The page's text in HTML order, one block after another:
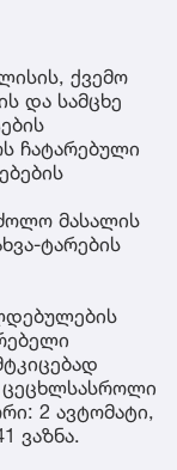
ქვემო
და სამცხე
ჩატარებული
მასალის
ტარების
ცეცხლსასროლი
2 ავტომატი,
ვაზნა.